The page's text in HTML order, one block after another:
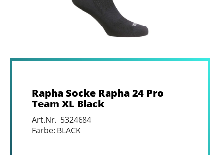
Rapha Socke Rapha 24 Pro
Team XL Black
Art.Nr. 5324684
Farbe: BLACK